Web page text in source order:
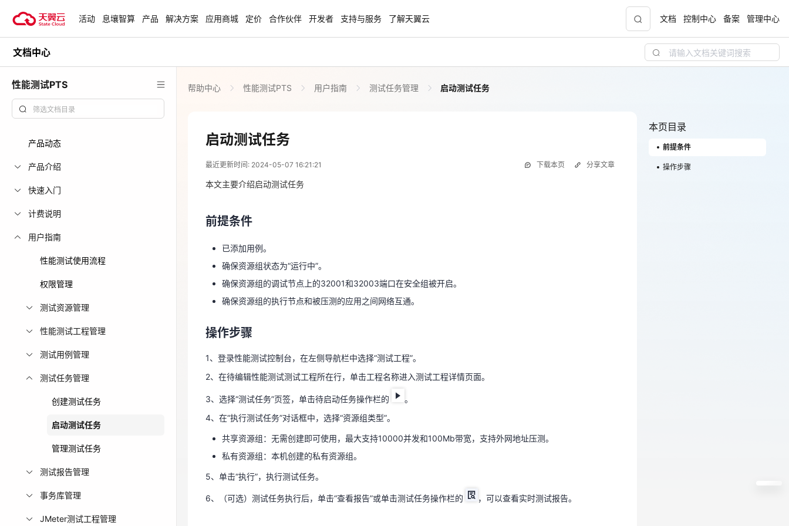
试用，产品折扣等，助您降本增
安全隔离版OpenClaw NEW 聚力AI赋能 天翼云大模型专项
企业出海解决方案
助力您的业务扬帆出海，通达全球！
“一云多芯、一云多态”,国产化软件全面适配，
国家云助力中小企业腾飞，高额上云补贴重磅
爆款云主机全场特惠，2核4G只要1.8折起！
免费活动
免费试用中心
多款云产品免费试用，快来开启云上之旅
天翼云用户体验官
活动 息壤智算 产品 解决方案 应用商城 定价 合作伙伴 开发者 支持与服务 了解天翼云 文档 控制中心 备案 管理中心
文档中心
性能测试PTS
产品动态
产品介绍
快速入门
计费说明
用户指南
性能测试使用流程
权限管理
测试资源管理
性能测试工程管理
测试用例管理
测试任务管理
创建测试任务
启动测试任务
管理测试任务
测试报告管理
事务库管理
JMeter测试工程管理
帮助中心 性能测试PTS 用户指南 测试任务管理 启动测试任务
启动测试任务
最近更新时间: 2024-05-07 16:21:21 下载本页
2024-05-07 08:21:21
前提条件
确保资源组状态为“运行中”。
操作步骤
2、在待编辑性能测试测试工程所在行，单击工程名称进入测试工程详情页面。
3、选择“测试任务”页签，单击待启动任务操作栏的
。
4、在“执行测试任务”对话框中，选择“资源组类型”。
共享资源组：无需创建即可使用，最大支持10000并发和100Mb带宽，支持外网地址压测。
私有资源组：本机创建的私有资源组。
5、单击“执行”，执行测试任务。
6、（可选）测试任务执行后，单击“查看报告”或单击测试任务操作栏的
分享文章
本文主要介绍启动测试任务
前提条件
已添加用例。
确保资源组状态为“运行中”。
确保资源组的调试节点上的32001和32003端口在安全组被开启。
确保资源组的执行节点和被压测的应用之间网络互通。
操作步骤
1、登录性能测试控制台，在左侧导航栏中选择“测试工程”。
2、在待编辑性能测试测试工程所在行，单击工程名称进入测试工程详情页面。
3、选择“测试任务”页签，单击待启动任务操作栏的
。
4、在“执行测试任务”对话框中，选择“资源组类型”。
共享资源组：无需创建即可使用，最大支持10000并发和100Mb带宽，支持外网地址压测。
私有资源组：本机创建的私有资源组。
5、单击“执行”，执行测试任务。
6、（可选）测试任务执行后，单击“查看报告”或单击测试任务操作栏的 ，可以查看实时测试报告。
本页目录
前提条件
操作步骤